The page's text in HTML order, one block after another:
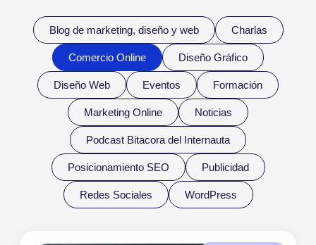
Blog de marketing, diseño y web Charlas
Comercio Online Diseño Gráfico
Diseño Web Eventos Formación
Marketing Online Noticias
Podcast Bitacora del Internauta
Posicionamiento SEO Publicidad
Redes Sociales WordPress